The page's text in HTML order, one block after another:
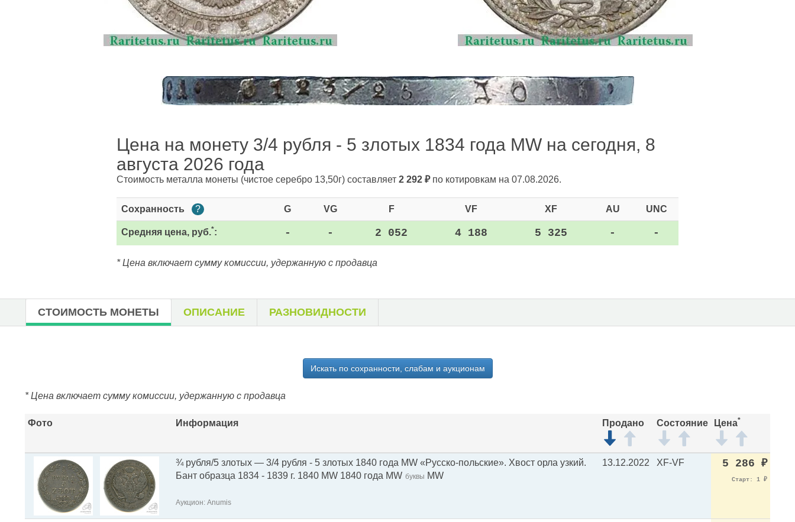
Цена на монету 3/4 рубля - 5 злотых 1834 года MW на сегодня, 8
августа 2026 года
Стоимость металла монеты (чистое серебро 13,50г) составляет 2 292 ₽по котировкам на 07.08.2026.
Сохранность ? G VG F VF XF AU UNC
Средняя цена, руб.*: - - 2 052 4 188 5 325 - -
* Цена включает сумму комиссии, удержанную с продавца
СТОИМОСТЬ МОНЕТЫ ОПИСАНИЕ РАЗНОВИДНОСТИ
Искать по сохранности, слабам и аукционам
* Цена включает сумму комиссии, удержанную с продавца
Фото Информация Продано Состояние Цена*
¾ рубля/5 злотых — 3/4 рубля - 5 злотых 1840 года MW «Русско-польские». Хвост орла узкий.
Бант образца 1834 - 1839 г. 1840 МW 1840 года МW буквы МW
Аукцион: Anumis
13.12.2022 XF-VF 5 286 ₽
Старт: 1 ₽